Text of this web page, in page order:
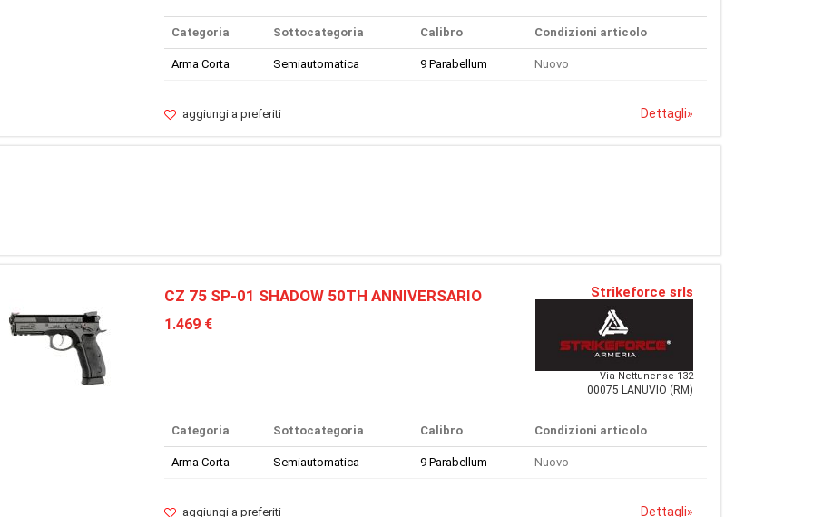
Categoria Sottocategoria Calibro Condizioni articolo
Arma Corta Semiautomatica 9 Parabellum Nuovo
aggiungi a preferiti Dettagli»
CZ 75 SP-01 SHADOW 50TH ANNIVERSARIO
1.469 €
Strikeforce srls
Via Nettunense 132
00075 LANUVIO (RM)
Categoria Sottocategoria Calibro Condizioni articolo
Arma Corta Semiautomatica 9 Parabellum Nuovo
aggiungi a preferiti Dettagli»